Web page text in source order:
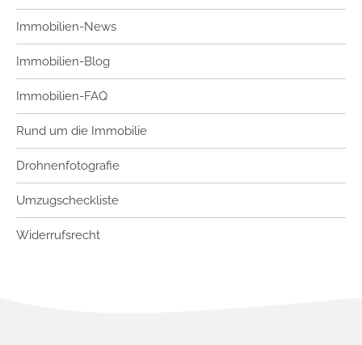
Immobilien-News
Immobilien-Blog
Immobilien-FAQ
Rund um die Immobilie
Drohnenfotografie
Umzugscheckliste
Widerrufsrecht